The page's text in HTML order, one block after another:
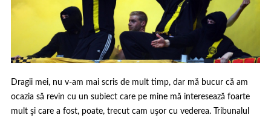
Dragii mei, nu v-am mai scris de mult timp, dar mă bucur că am
ocazia să revin cu un subiect care pe mine mă interesează foarte
mult şi care a fost, poate, trecut cam uşor cu vederea. Tribunalul